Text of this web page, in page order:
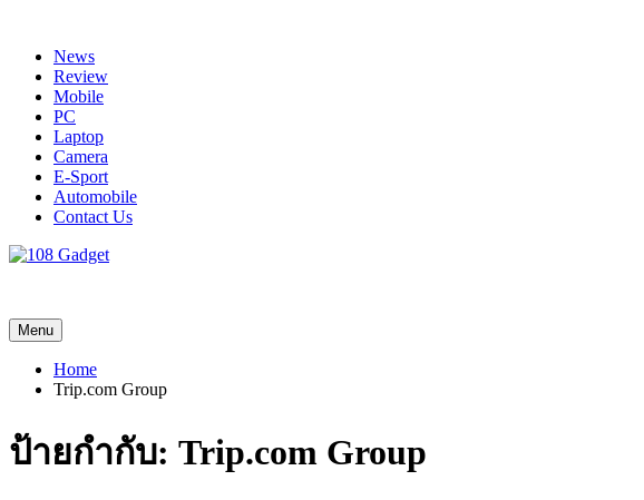
contentNews
Review
Mobile
PC
Laptop
Camera
E-Sport
Automobile
Contact Us
Menu
Home
Trip.com Group
ป้ายกำกับ: Trip.com Group